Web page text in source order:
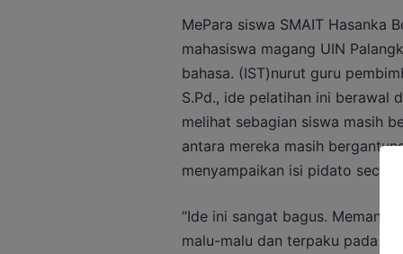
MePara siswa SMAIT Hasanka
mahasiswa magang UIN
bahasa. (IST)nurut guru
S.Pd., ide pelatihan ini berawal
melihat sebagian siswa masih
antara mereka masih
menyampaikan isi pidato secara
“Ide ini sangat bagus. Memang
malu-malu dan terpaku pada